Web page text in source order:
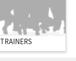
TRAINERS